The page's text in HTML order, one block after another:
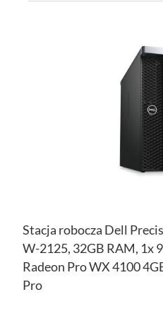
Stacja robocza Dell
W-2125, 32GB RAM, 1x
Radeon Pro WX 4100
Pro